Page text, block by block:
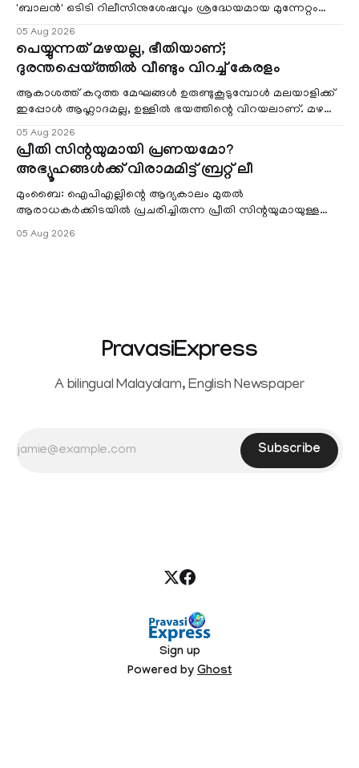
'ബാലൻ' ഒടിടി റിലീസിനുശേഷവും ശ്രദ്ധേയമായ മുന്നേറ്റം
05 Aug 2026
പെയ്യുന്നത് മഴയല്ല, ഭീതിയാണ്;
ദുരന്തപ്പെയ്ത്തിൽ വീണ്ടും വിറച്ച് കേരളം
ആകാശത്ത് കറുത്ത മേഘങ്ങൾ ഉരുണ്ടുകൂടുമ്പോൾ മലയാളിക്ക്
ഇപ്പോൾ ആഹ്ലാദമല്ല, ഉള്ളിൽ ഭയത്തിന്റെ വിറയലാണ്. മഴ
05 Aug 2026
പ്രീതി സിന്റയുമായി പ്രണയമോ?
അഭ്യൂഹങ്ങൾക്ക് വിരാമമിട്ട് ബ്രറ്റ് ലീ
മുംബൈ: ഐപിഎല്ലിന്റെ ആദ്യകാലം മുതൽ
ആരാധകർക്കിടയിൽ പ്രചരിച്ചിരുന്ന പ്രീതി സിന്റയുമായുള്ള
05 Aug 2026
PravasiExpress
A bilingual Malayalam, English Newspaper
Subscribe
Sign up
Powered by Ghost